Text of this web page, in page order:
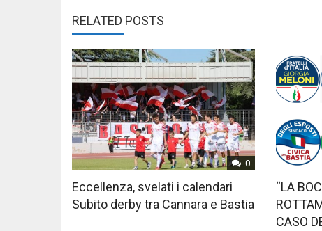
RELATED POSTS
0
Eccellenza, svelati i calendari
Subito derby tra Cannara e Bastia
“LA
CASO